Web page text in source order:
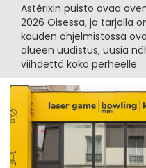
Astérixin puisto avaa
2026 Oisessa, ja tarjolla
kauden ohjelmistossa
alueen uudistus, uusia
viihdettä koko perheelle.